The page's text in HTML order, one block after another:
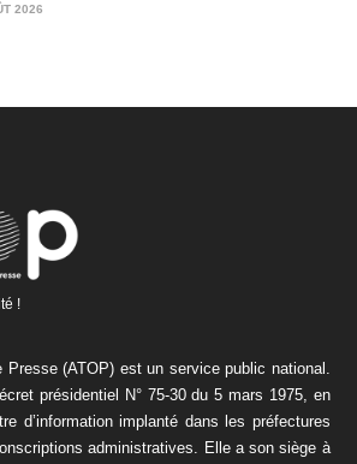
2026
!
Presse (ATOP) est un service public national.
présidentiel N° 75-30 du 5 mars 1975, en
d’information implanté dans les préfectures
administratives. Elle a son siège à